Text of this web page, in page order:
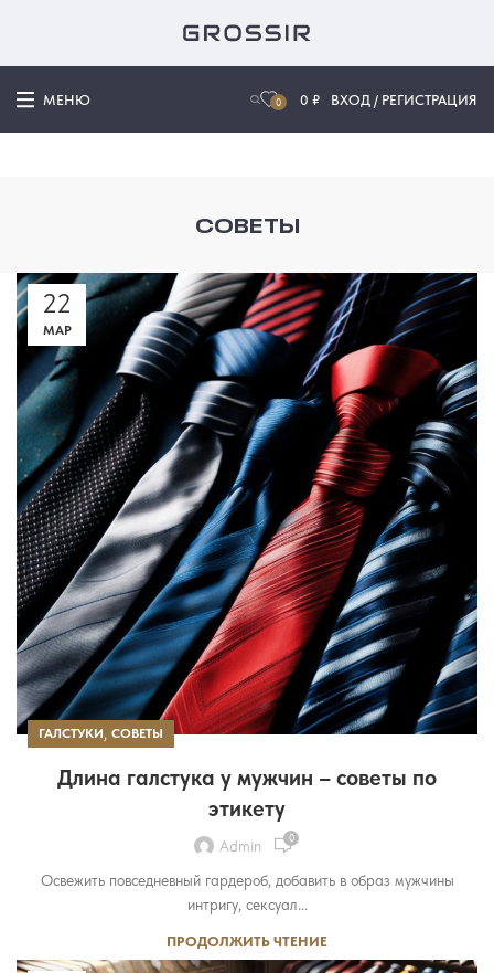
МЕНЮ 0 0 ₽ ВХОД / РЕГИСТРАЦИЯ
СОВЕТЫ
22
МАР
ГАЛСТУКИ, СОВЕТЫ
Длина галстука у мужчин – советы по
этикету
Admin 0
Освежить повседневный гардероб, добавить в образ мужчины
интригу, сексуал...
ПРОДОЛЖИТЬ ЧТЕНИЕ